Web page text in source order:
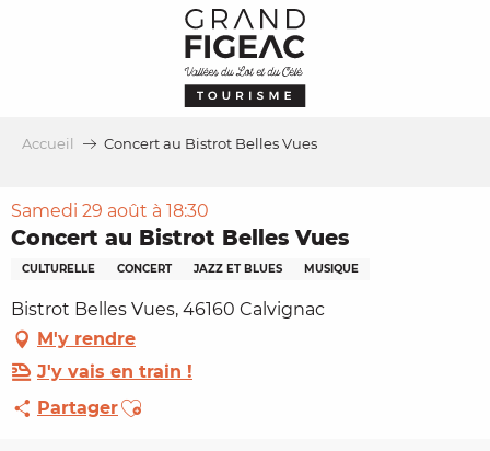
Accueil Concert au Bistrot Belles Vues
Samedi 29 août à 18:30
Concert au Bistrot Belles Vues
CULTURELLE CONCERT JAZZ ET BLUES MUSIQUE
Bistrot Belles Vues, 46160 Calvignac
M'y rendre
J'y vais en train !
PartagerAjouter aux favoris